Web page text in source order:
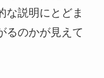
な説明にとどま
るのかが見えて